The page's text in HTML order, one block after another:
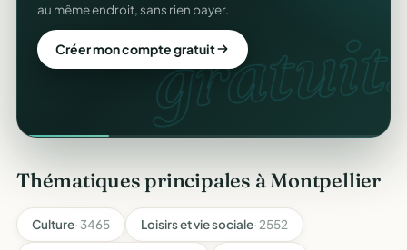
gratuit.
au même endroit, sans rien payer.
Créer mon compte gratuit
Thématiques principales à Montpellier
Culture· 3465 Loisirs et vie sociale· 2552